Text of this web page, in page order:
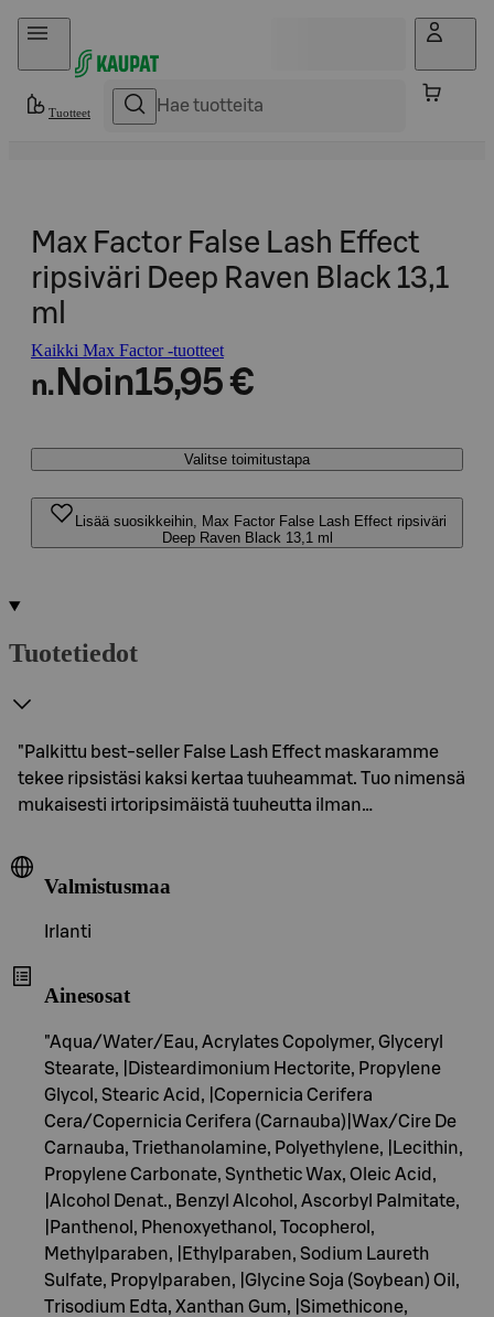
Hyppää sisältöön
Tuotteet
Max Factor False Lash Effect
ripsiväri Deep Raven Black 13,1
ml
Kaikki Max Factor -tuotteet
n. Noin15,95 €
Valitse toimitustapa
Lisää suosikkeihin, Max Factor False Lash Effect ripsiväri
Deep Raven Black 13,1 ml
Tuotetiedot
"Palkittu best-seller False Lash Effect maskaramme
tekee ripsistäsi kaksi kertaa tuuheammat. Tuo nimensä
mukaisesti irtoripsimäistä tuuheutta ilman…
Valmistusmaa
Irlanti
Ainesosat
"Aqua/Water/Eau, Acrylates Copolymer, Glyceryl
Stearate, |Disteardimonium Hectorite, Propylene
Glycol, Stearic Acid, |Copernicia Cerifera
Cera/Copernicia Cerifera (Carnauba)|Wax/Cire De
Carnauba, Triethanolamine, Polyethylene, |Lecithin,
Propylene Carbonate, Synthetic Wax, Oleic Acid,
|Alcohol Denat., Benzyl Alcohol, Ascorbyl Palmitate,
|Panthenol, Phenoxyethanol, Tocopherol,
Methylparaben, |Ethylparaben, Sodium Laureth
Sulfate, Propylparaben, |Glycine Soja (Soybean) Oil,
Trisodium Edta, Xanthan Gum, |Simethicone,